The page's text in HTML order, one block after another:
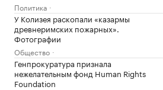
Политика
У Колизея раскопали «казармы
древнеримских пожарных».
Фотографии
Общество
Генпрокуратура признала
нежелательным фонд Human Rights
Foundation